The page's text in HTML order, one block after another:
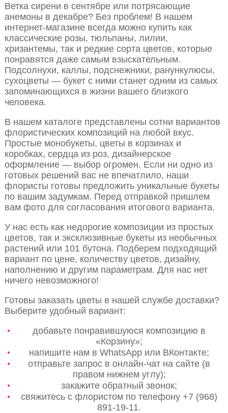
Ветка сирени в сентябре или потрясающие
анемоны в декабре? Без проблем! В нашем
интернет-магазине всегда можно купить как
классические розы, тюльпаны, лилии,
хризантемы, так и редкие сорта цветов, которые
понравятся даже самым взыскательным.
Подсолнухи, каллы, подснежники, ранункулюсы,
сухоцветы — букет с ними станет одним из самых
запоминающихся в жизни вашего близкого
человека.
В нашем каталоге представлены сотни вариантов
флористических композиций на любой вкус.
Простые монобукеты, цветы в корзинах и
коробках, сердца из роз, дизайнерское
оформление — выбор огромен. Если ни одно из
готовых решений вас не впечатлило, наши
флористы готовы предложить уникальные букеты
по вашим задумкам. Перед отправкой пришлем
вам фото для согласования итогового варианта.
У нас есть как недорогие композиции из простых
цветов, так и эксклюзивные букеты из необычных
растений или 101 бутона. Подберем подходящий
вариант по цене, количеству цветов, дизайну,
наполнению и другим параметрам. Для нас нет
ничего невозможного!
Готовы заказать цветы в нашей службе доставки?
Выберите удобный вариант:
добавьте понравившуюся композицию в
«Корзину»;
напишите нам в WhatsApp или ВКонтакте;
отправьте запрос в онлайн-чат на сайте (в
правом нижнем углу);
закажите обратный звонок;
свяжитесь с флористом по телефону +7 (968)
891-19-11.